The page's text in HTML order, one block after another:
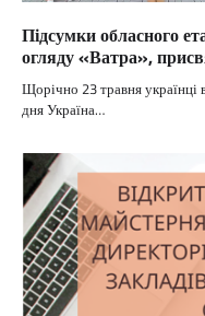
Підсумки обласного
огляду «Ватра»,
Щорічно 23 травня українці
дня Україна…